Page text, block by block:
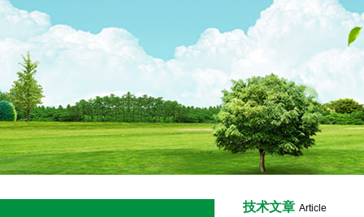
技术文章 Article